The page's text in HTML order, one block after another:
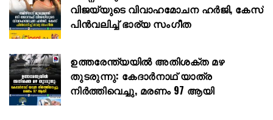
വിജയ്‌യുടെ വിവാഹമോചന ഹർജി, കേസ്
പിൻവലിച്ച് ഭാര്യ സംഗീത
ഉത്തരേന്ത്യയിൽ അതിശക്ത മഴ
തുടരുന്നു: കേദാർനാഥ് യാത്ര
നിർത്തിവെച്ചു, മരണം 97 ആയി